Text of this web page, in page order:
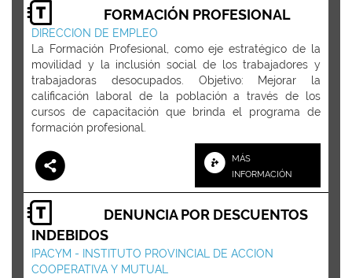
FORMACIÓN PROFESIONAL
DIRECCION DE EMPLEO
La Formación Profesional, como eje estratégico de la
movilidad y la inclusión social de los trabajadores y
trabajadoras desocupados. Objetivo: Mejorar la
calificación laboral de la población a través de los
cursos de capacitación que brinda el programa de
formación profesional.
MÁS
INFORMACIÓN
DENUNCIA POR DESCUENTOS
INDEBIDOS
IPACYM - INSTITUTO PROVINCIAL DE ACCION
COOPERATIVA Y MUTUAL